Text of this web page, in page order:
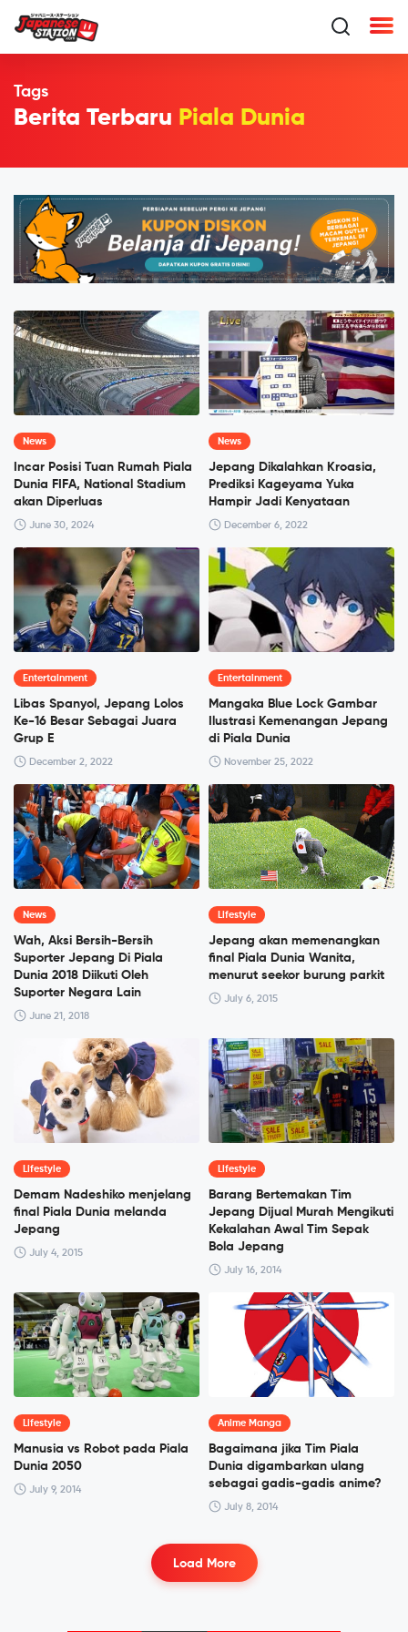
Tags
Berita Terbaru Piala Dunia
News
Incar Posisi Tuan Rumah Piala
Dunia FIFA, National Stadium
akan Diperluas
June 30, 2024
News
Jepang Dikalahkan Kroasia,
Prediksi Kageyama Yuka
Hampir Jadi Kenyataan
December 6, 2022
Entertainment
Libas Spanyol, Jepang Lolos
Ke-16 Besar Sebagai Juara
Grup E
December 2, 2022
Entertainment
Mangaka Blue Lock Gambar
Ilustrasi Kemenangan Jepang
di Piala Dunia
November 25, 2022
News
Wah, Aksi Bersih-Bersih
Suporter Jepang Di Piala
Dunia 2018 Diikuti Oleh
Suporter Negara Lain
June 21, 2018
Lifestyle
Jepang akan memenangkan
final Piala Dunia Wanita,
menurut seekor burung parkit
July 6, 2015
Lifestyle
Demam Nadeshiko menjelang
final Piala Dunia melanda
Jepang
July 4, 2015
Lifestyle
Barang Bertemakan Tim
Jepang Dijual Murah Mengikuti
Kekalahan Awal Tim Sepak
Bola Jepang
July 16, 2014
Lifestyle
Manusia vs Robot pada Piala
Dunia 2050
July 9, 2014
Anime Manga
Bagaimana jika Tim Piala
Dunia digambarkan ulang
sebagai gadis-gadis anime?
July 8, 2014
Load More